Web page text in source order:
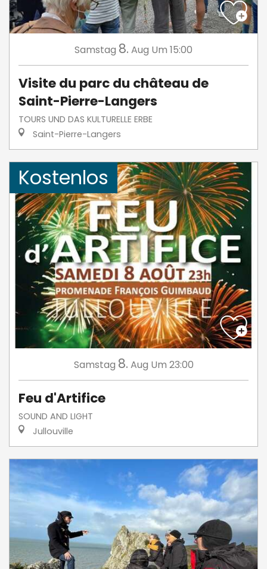
Samstag 8. Aug Um 15:00
Visite du parc du château de
Saint-Pierre-Langers
TOURS UND DAS KULTURELLE ERBE
Saint-Pierre-Langers
Kostenlos
Samstag 8. Aug Um 23:00
Feu d'Artifice
SOUND AND LIGHT
Jullouville